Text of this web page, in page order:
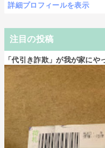
詳細プロフィールを表示
注目の投稿
「代引き詐欺」が我が家にや